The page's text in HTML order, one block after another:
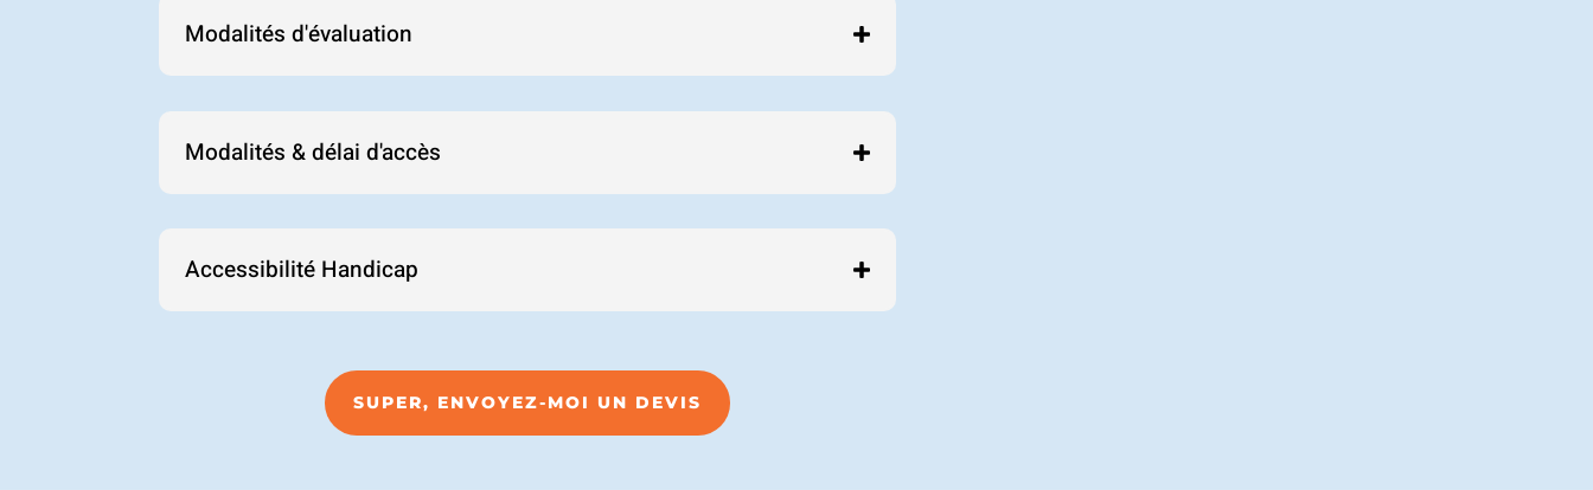
Modalités d'évaluation
Modalités & délai d'accès
Accessibilité Handicap
SUPER, ENVOYEZ-MOI UN DEVIS